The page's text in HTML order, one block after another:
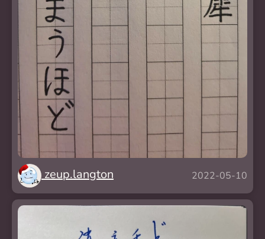
zeup.langton 2022-05-10